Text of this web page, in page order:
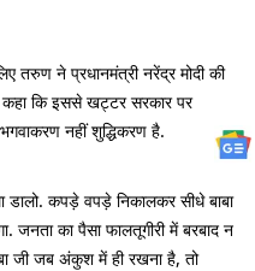
तरुण ने प्रधानमंत्री नरेंद्र मोदी की
कहा कि इससे खट्टर सरकार पर
नहीं शुद्धिकरण है.
कपड़े वपड़े निकालकर सीधे बाबा
जनता का पैसा फालतूगीरी में बरबाद न
जी जब अंकुश में ही रखना है, तो